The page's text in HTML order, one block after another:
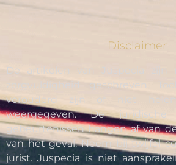
Disclaimer
De artikelen van Juspecia zijn
zorgvuldigheid geschreven.
verouderd zijn of niet
weergegeven. De
gebeurtenissen hangen af van
van het geval. Neem bij twijfel
jurist. Juspecia is niet